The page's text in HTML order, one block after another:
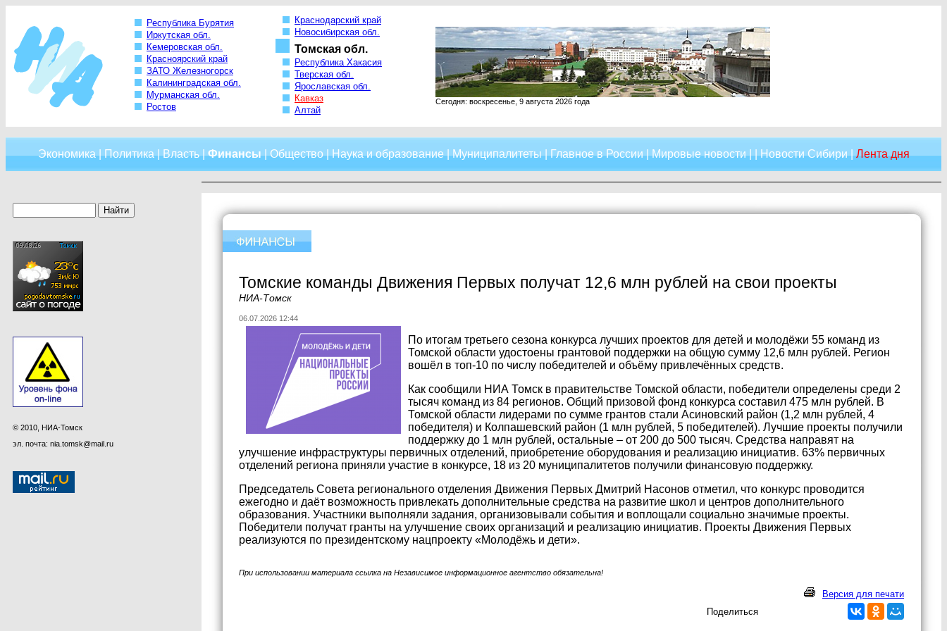
Республика Бурятия
Иркутская обл.
Кемеровская обл.
Красноярский край
ЗАТО Железногорск
Калининградская обл.
Мурманская обл.
Ростов
Краснодарский край
Новосибирская обл.
Томская обл.
Республика Хакасия
Тверская обл.
Ярославская обл.
Кавказ
Алтай
Сегодня: воскресенье, 9 августа 2026 года
Экономика|Политика|Власть|Финансы|Общество|Наука и образование|Муниципалитеты|Главное в России|Мировые новости| |Новости Сибири|Лента дня
© 2010, НИА-Томск
эл. почта: nia.tomsk@mail.ru
Томские команды Движения Первых получат 12,6 млн рублей на свои проекты
НИА-Томск
06.07.2026 12:44
По итогам третьего сезона конкурса лучших проектов для детей и молодёжи 55 команд из
Томской области удостоены грантовой поддержки на общую сумму 12,6 млн рублей. Регион
вошёл в топ-10 по числу победителей и объёму привлечённых средств.
Как сообщили НИА Томск в правительстве Томской области, победители определены среди 2
тысяч команд из 84 регионов. Общий призовой фонд конкурса составил 475 млн рублей. В
Томской области лидерами по сумме грантов стали Асиновский район (1,2 млн рублей, 4
победителя) и Колпашевский район (1 млн рублей, 5 победителей). Лучшие проекты получили
поддержку до 1 млн рублей, остальные – от 200 до 500 тысяч. Средства направят на
улучшение инфраструктуры первичных отделений, приобретение оборудования и реализацию инициатив. 63% первичных
отделений региона приняли участие в конкурсе, 18 из 20 муниципалитетов получили финансовую поддержку.
Председатель Совета регионального отделения Движения Первых Дмитрий Насонов отметил, что конкурс проводится
ежегодно и даёт возможность привлекать дополнительные средства на развитие школ и центров дополнительного
образования. Участники выполняли задания, организовывали события и воплощали социально значимые проекты.
Победители получат гранты на улучшение своих организаций и реализацию инициатив. Проекты Движения Первых
реализуются по президентскому нацпроекту «Молодёжь и дети».
При использовании материала ссылка на Независимое информационное агентство обязательна!
Версия для печати
Поделиться